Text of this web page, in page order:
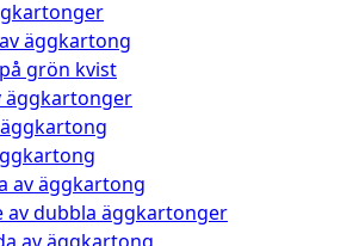
äggkartong
grön kvist
äggkartonger
av äggkartong
av dubbla äggkartonger